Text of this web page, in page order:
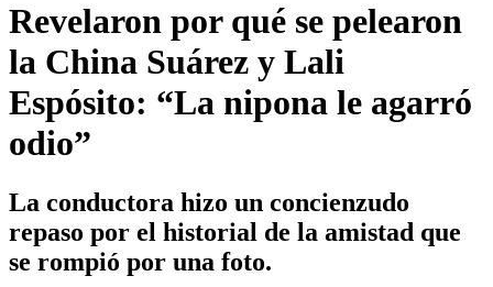
Revelaron por qué se pelearon
la China Suárez y Lali
Espósito: “La nipona le agarró
odio”
La conductora hizo un concienzudo
repaso por el historial de la amistad que
se rompió por una foto.